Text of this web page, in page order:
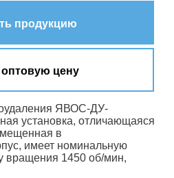
продукцию
оптовую цену
ЯВОС-ДУ-
установка, отличающаяся
в
имеет номинальную
вращения 1450 об/мин,